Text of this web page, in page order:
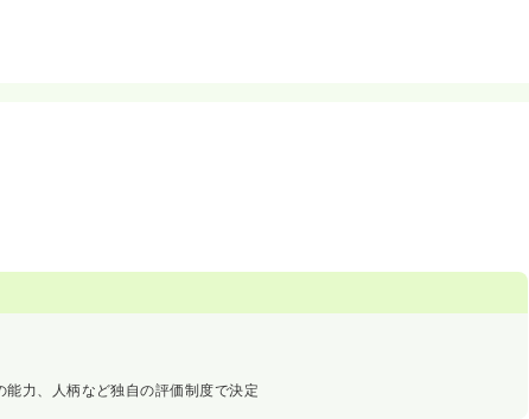
力、人柄など独自の評価制度で決定